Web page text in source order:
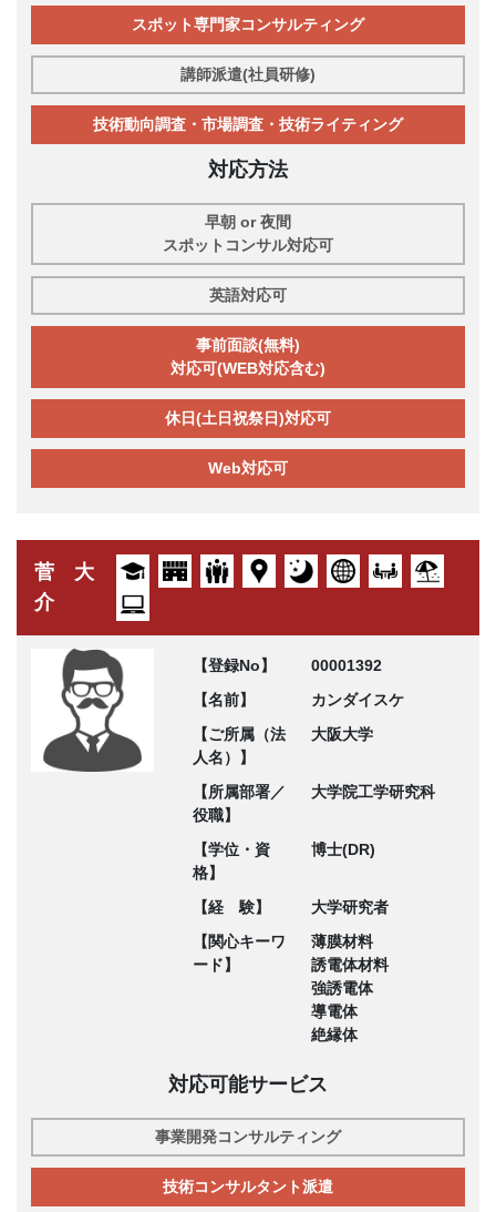
スポット専門家コンサルティング
講師派遣(社員研修)
技術動向調査・市場調査・技術ライティング
対応方法
早朝 or 夜間
スポットコンサル対応可
英語対応可
事前面談(無料)
対応可(WEB対応含む)
休日(土日祝祭日)対応可
Web対応可
菅 大
介
【登録No】
00001392
【名前】
カンダイスケ
【ご所属（法
人名）】
大阪大学
【所属部署／
役職】
大学院工学研究科
【学位・資
格】
博士(DR)
【経 験】
大学研究者
【関心キーワ
ード】
薄膜材料
誘電体材料
強誘電体
導電体
絶縁体
対応可能サービス
事業開発コンサルティング
技術コンサルタント派遣